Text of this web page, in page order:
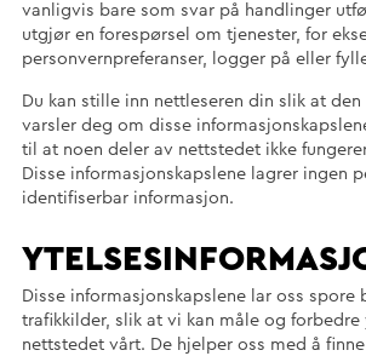
vanligvis bare som svar på handlinger
utgjør en forespørsel om tjenester, for
personvernpreferanser, logger på eller
Du kan stille inn nettleseren din slik at
varsler deg om disse
til at noen deler av nettstedet ikke
Disse informasjonskapslene lagrer ingen
identifiserbar informasjon.
Disse informasjonskapslene lar oss spore
trafikkilder, slik at vi kan måle og forbedre
nettstedet vårt. De hjelper oss med å